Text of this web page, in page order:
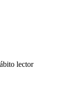
lector